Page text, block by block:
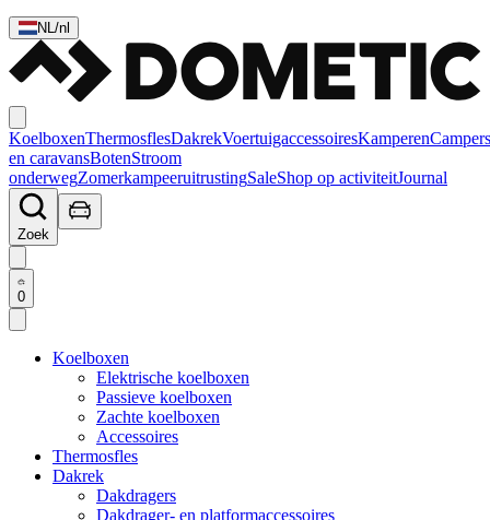
NL/nl
KoelboxenThermosflesDakrekVoertuigaccessoiresKamperenCampers
en caravansBotenStroom
onderwegZomerkampeeruitrustingSaleShop op activiteitJournal
Zoek
0
Koelboxen
Elektrische koelboxen
Passieve koelboxen
Zachte koelboxen
Accessoires
Thermosfles
Dakrek
Dakdragers
Dakdrager- en platformaccessoires